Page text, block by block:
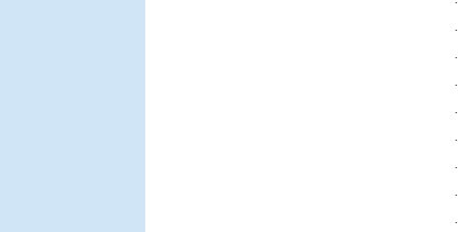
·
·
·
·
·
·
·
·